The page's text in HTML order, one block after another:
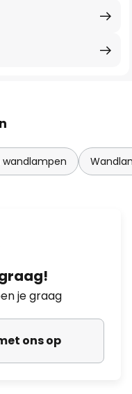
wandlampen
je graag
ons op